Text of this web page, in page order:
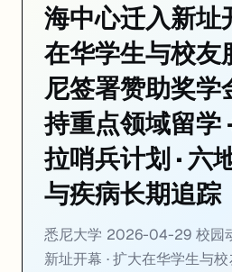
核心职能：协助中国学生了解悉尼大学
战略选址：上海是长三角教育资源最密
对在校生：悉尼大学海外校友网络现在有
来源：
University of Sydney
02. USYD 与印尼签署赞助
：悉尼大学4 月 15 日宣布与印度
战略背景：印尼是全球最大留学生输出
海中心迁入新址
在华学生与校友
尼签署赞助奖学
持重点领域留学
拉哨兵计划 · 六
与疾病长期追踪
悉尼大学 2026-04-29 校园
新址开幕 · 扩大在华学生与